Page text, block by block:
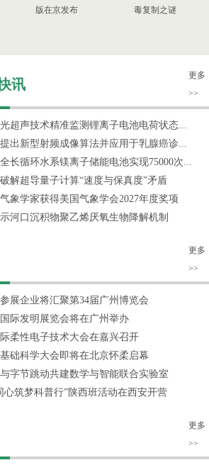
版在京发布
毒复制之谜
讯
更多
>>
超声技术精准监测锂离子电池电荷状态...
出新型射频成像算法并应用于乳腺癌诊...
长循环水系镁离子储能电池实现75000次...
解超导量子计算“速度与保真度”矛盾
象学家获得美国气象学会2027年度奖项
河口沉积物聚乙烯厌氧生物降解机制
更多
>>
展企业将汇聚第34届广州博览会
际发明展览会将在广州举办
柔性电子技术大会在嘉兴召开
础科学大会即将在北京怀柔启幕
字节跳动共建数学与智能联合实验室
心筑梦科普行”陕西班活动在西安开营
更多
>>